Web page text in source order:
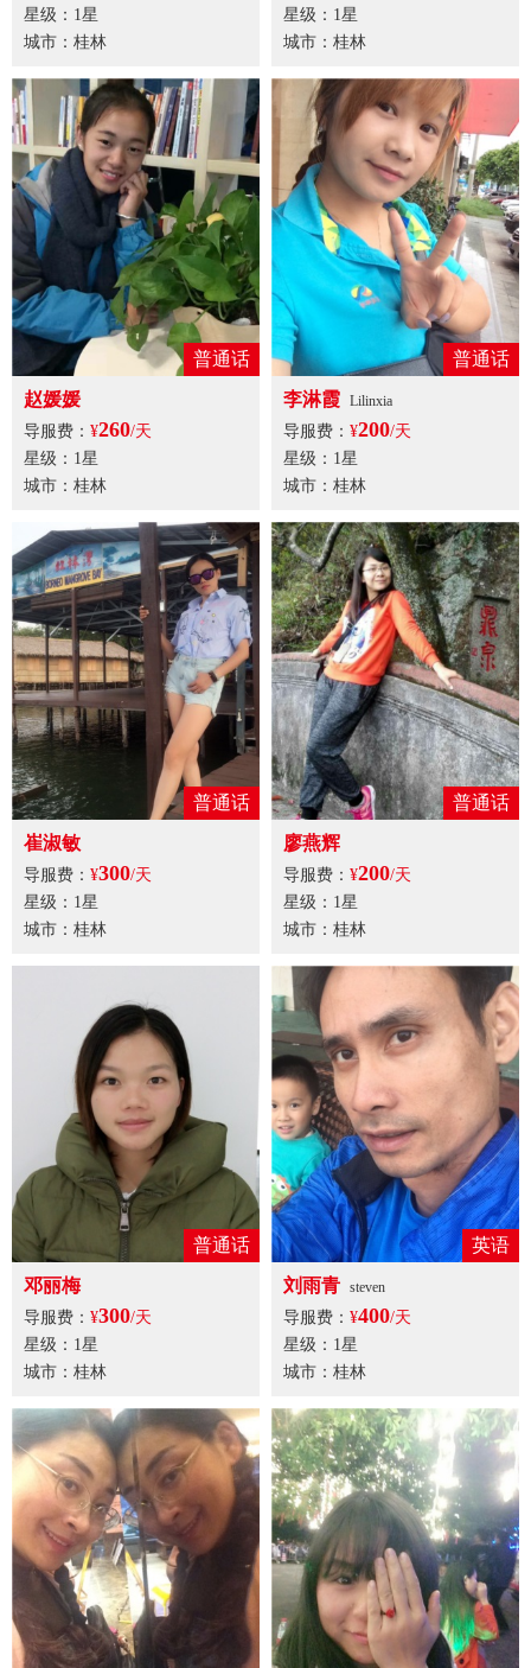
星级：1星
城市：桂林
星级：1星
城市：桂林
普通话
赵媛媛
导服费： ¥260/天
星级：1星
城市：桂林
普通话
李淋霞 Lilinxia
导服费： ¥200/天
星级：1星
城市：桂林
普通话
崔淑敏
导服费： ¥300/天
星级：1星
城市：桂林
普通话
廖燕辉
导服费： ¥200/天
星级：1星
城市：桂林
普通话
邓丽梅
导服费： ¥300/天
星级：1星
城市：桂林
英语
刘雨青 steven
导服费： ¥400/天
星级：1星
城市：桂林